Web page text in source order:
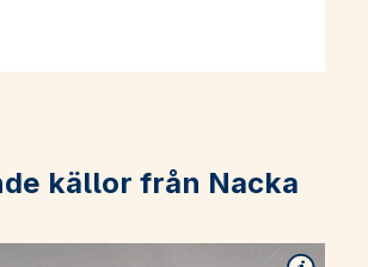
källor från Nacka